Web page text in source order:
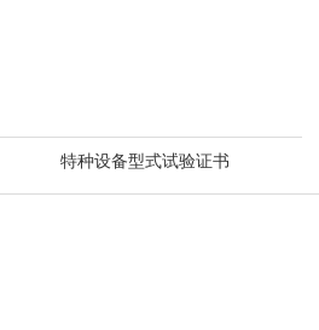
特种设备型式试验证书